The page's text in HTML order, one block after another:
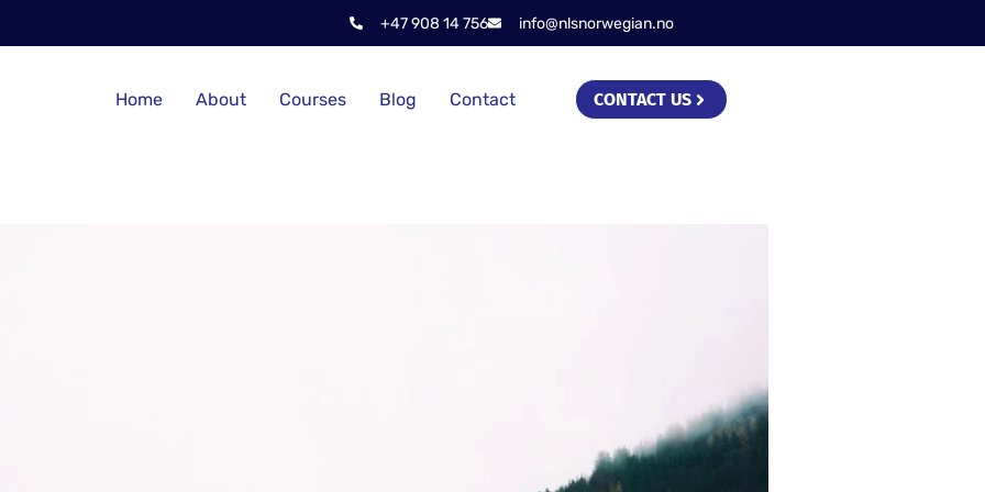
+47 908 14 756 info@nlsnorwegian.no
Home About Courses Blog Contact CONTACT US